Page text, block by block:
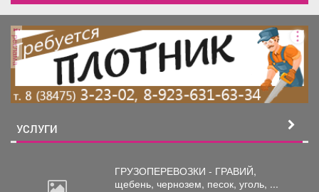
реклама
УСЛУГИ
ГРУЗОПЕРЕВОЗКИ - ГРАВИЙ,
щебень, чернозем, песок, уголь, ...